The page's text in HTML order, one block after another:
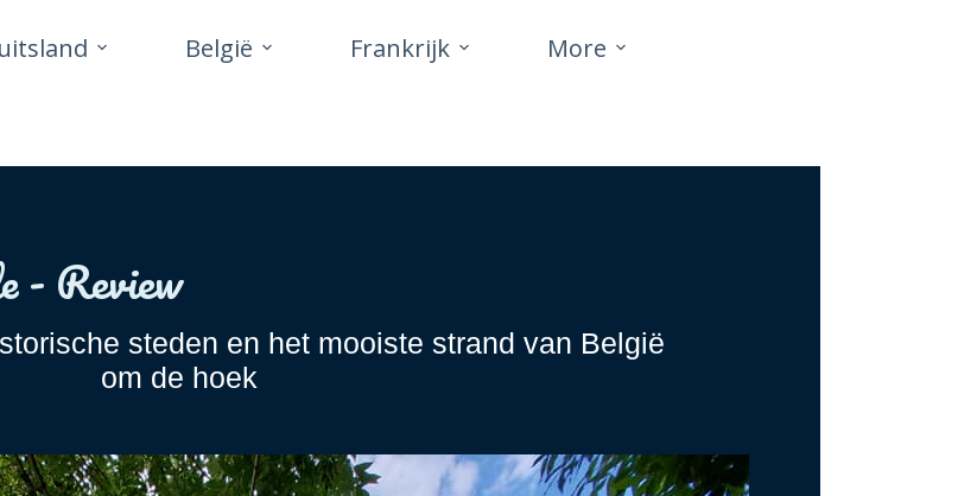
België Frankrijk More
- Review
steden en het mooiste strand van België
om de hoek